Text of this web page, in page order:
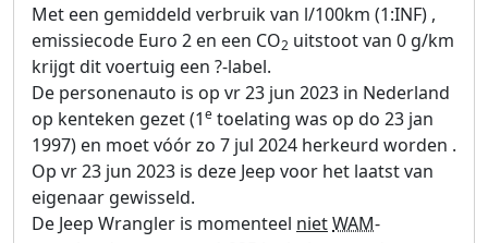
Met een gemiddeld verbruik van l/100km (1:INF) ,
emissiecode Euro 2 en een CO2 uitstoot van 0 g/km
krijgt dit voertuig een ?-label.
De personenauto is op vr 23 jun 2023 in Nederland
op kenteken gezet (1e toelating was op do 23 jan
1997) en moet vóór zo 7 jul 2024 herkeurd worden .
Op vr 23 jun 2023 is deze Jeep voor het laatst van
eigenaar gewisseld.
De Jeep Wrangler is momenteel nietWAM-